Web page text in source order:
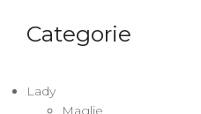
Categorie
Lady
Maglie